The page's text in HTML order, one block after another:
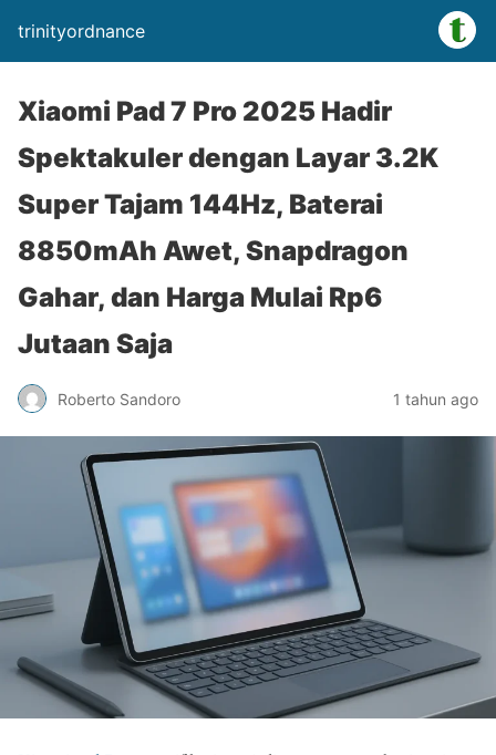
trinityordnance
Xiaomi Pad 7 Pro 2025 Hadir
Spektakuler dengan Layar 3.2K
Super Tajam 144Hz, Baterai
8850mAh Awet, Snapdragon
Gahar, dan Harga Mulai Rp6
Jutaan Saja
Roberto Sandoro 1 tahun ago